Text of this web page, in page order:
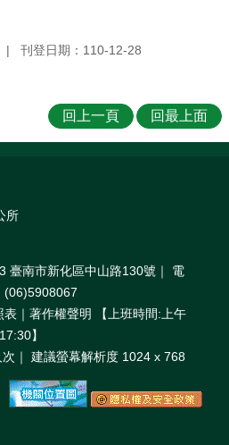
刊登日期：110-12-28
回上一頁 回最上面
所
臺南市新化區中山路130號｜ 電
(06)5908067
｜著作權聲明 【上班時間:上午
】
｜ 建議螢幕解析度 1024 x 768